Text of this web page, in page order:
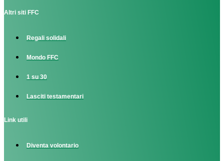
Altri siti FFC
Regali solidali
Mondo FFC
1 su 30
Lasciti testamentari
Link utili
Diventa volontario